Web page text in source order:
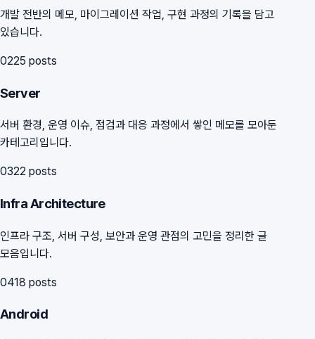
개발 전반의 메모, 마이그레이션 작업, 구현 과정의 기록을 담고
있습니다.
0225 posts
Server
서버 환경, 운영 이슈, 점검과 대응 과정에서 쌓인 메모를 모아둔
카테고리입니다.
0322 posts
Infra Architecture
인프라 구조, 서버 구성, 보안과 운영 관점의 고민을 정리한 글
모음입니다.
0418 posts
Android